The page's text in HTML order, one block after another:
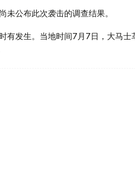
未公布此次袭击的调查结果。
有发生。当地时间7月7日，大马